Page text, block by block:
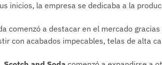
inicios, la empresa se dedicaba a la
comenzó a destacar en el mercado
con acabados impecables, telas de alta